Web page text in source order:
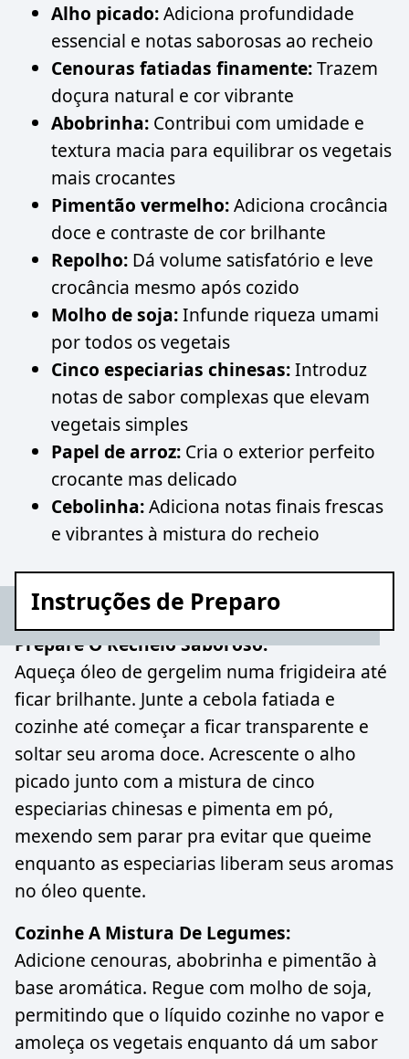
Alho picado:Adiciona profundidade
essencial e notas saborosas ao recheio
Cenouras fatiadas finamente:Trazem
doçura natural e cor vibrante
Abobrinha: Contribui com umidade e
textura macia para equilibrar os vegetais
mais crocantes
Pimentão vermelho:Adiciona crocância
doce e contraste de cor brilhante
Repolho: Dá volume satisfatório e leve
crocância mesmo após cozido
Molho de soja:Infunde riqueza umami
por todos os vegetais
Cinco especiarias chinesas:Introduz
notas de sabor complexas que elevam
vegetais simples
Papel de arroz: Cria o exterior perfeito
crocante mas delicado
Cebolinha:Adiciona notas finais frescas
e vibrantes à mistura do recheio
Instruções de Preparo
Prepare O Recheio Saboroso:
Aqueça óleo de gergelim numa frigideira até
ficar brilhante. Junte a cebola fatiada e
cozinhe até começar a ficar transparente e
soltar seu aroma doce. Acrescente o alho
picado junto com a mistura de cinco
especiarias chinesas e pimenta em pó,
mexendo sem parar pra evitar que queime
enquanto as especiarias liberam seus aromas
no óleo quente.
Cozinhe A Mistura De Legumes:
Adicione cenouras, abobrinha e pimentão à
base aromática. Regue com molho de soja,
permitindo que o líquido cozinhe no vapor e
amoleça os vegetais enquanto dá um sabor